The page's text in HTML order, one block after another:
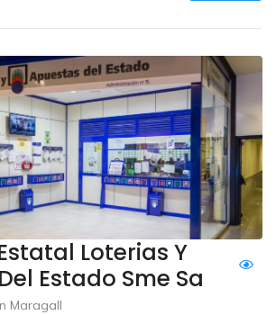
Loterias Y
Estado Sme Sa
Maragall